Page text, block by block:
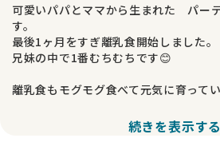
可愛いパパとママから生まれた パー
す。
最後1ヶ月をすぎ離乳食開始しました。
兄妹の中で1番むちむちです😊
離乳食もモグモグ食べて元気に育ってい
まだ幼く性格はわかりませんが
パパもママもとても性格良しなので
続きを表示す